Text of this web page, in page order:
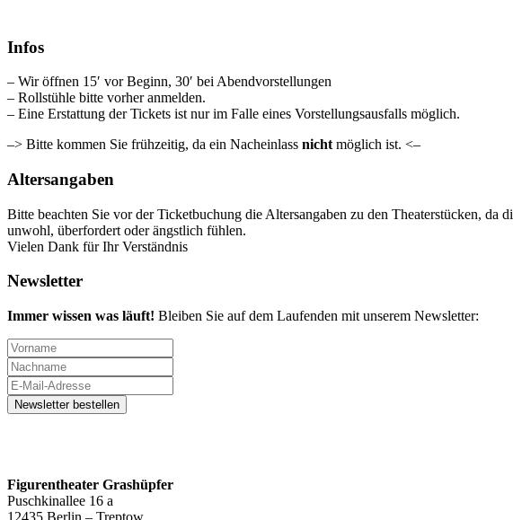
Infos
– Wir öffnen 15′ vor Beginn, 30′ bei Abendvorstellungen
– Rollstühle bitte vorher anmelden.
– Eine Erstattung der Tickets ist nur im Falle eines Vorstellungsausfalls möglich.
–> Bitte kommen Sie frühzeitig, da ein Nacheinlass nicht möglich ist. <–
Altersangaben
Bitte beachten Sie vor der Ticketbuchung die Altersangaben zu den Theaterstücken,
unwohl, überfordert oder ängstlich fühlen.
Vielen Dank für Ihr Verständnis
Newsletter
Immer wissen was läuft! Bleiben Sie auf dem Laufenden mit unserem Newsletter:
Figurentheater Grashüpfer
Puschkinallee 16 a